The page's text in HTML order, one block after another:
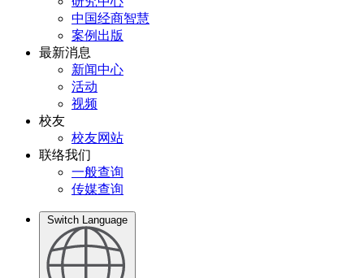
中国经商智慧
案例出版
最新消息
新闻中心
活动
视频
校友
校友网站
联络我们
一般查询
传媒查询
Switch Language